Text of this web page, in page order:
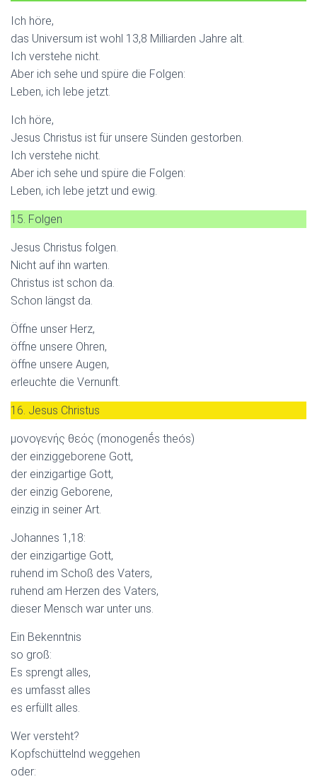
Ich höre,
das Universum ist wohl 13,8 Milliarden Jahre alt.
Ich verstehe nicht.
Aber ich sehe und spüre die Folgen:
Leben, ich lebe jetzt.
Ich höre,
Jesus Christus ist für unsere Sünden gestorben.
Ich verstehe nicht.
Aber ich sehe und spüre die Folgen:
Leben, ich lebe jetzt und ewig.
15. Folgen
Jesus Christus folgen.
Nicht auf ihn warten.
Christus ist schon da.
Schon längst da.
Öffne unser Herz,
öffne unsere Ohren,
öffne unsere Augen,
erleuchte die Vernunft.
16. Jesus Christus
μονογενής θεός (monogenḗs theós)
der einziggeborene Gott,
der einzigartige Gott,
der einzig Geborene,
einzig in seiner Art.
Johannes 1,18:
der einzigartige Gott,
ruhend im Schoß des Vaters,
ruhend am Herzen des Vaters,
dieser Mensch war unter uns.
Ein Bekenntnis
so groß:
Es sprengt alles,
es umfasst alles
es erfüllt alles.
Wer versteht?
Kopfschüttelnd weggehen
oder: